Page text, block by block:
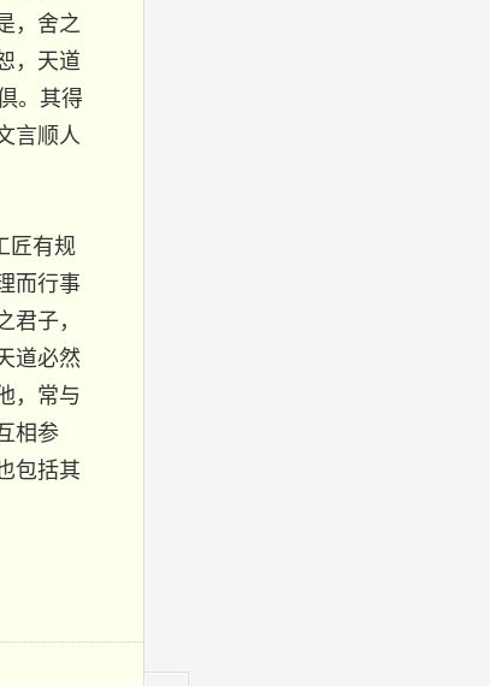
，舍之
，天道
。其得
言顺人
匠有规
而行事
子，
道必然
，常与
相参
包括其